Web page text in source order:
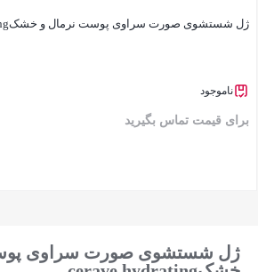
ژل شستشوی صورت سراوی پوست نرمال و خشکcerave hydrating
ناموجود
برای قیمت تماس بگیرید
ژل شستشوی صورت سراوی